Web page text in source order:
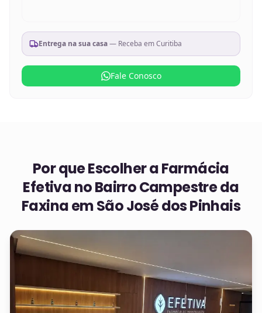
Entrega na sua casa— Receba emCuritiba
Fale Conosco
Por que Escolher a Farmácia
Efetiva noBairro Campestre da
Faxina em São José dos Pinhais